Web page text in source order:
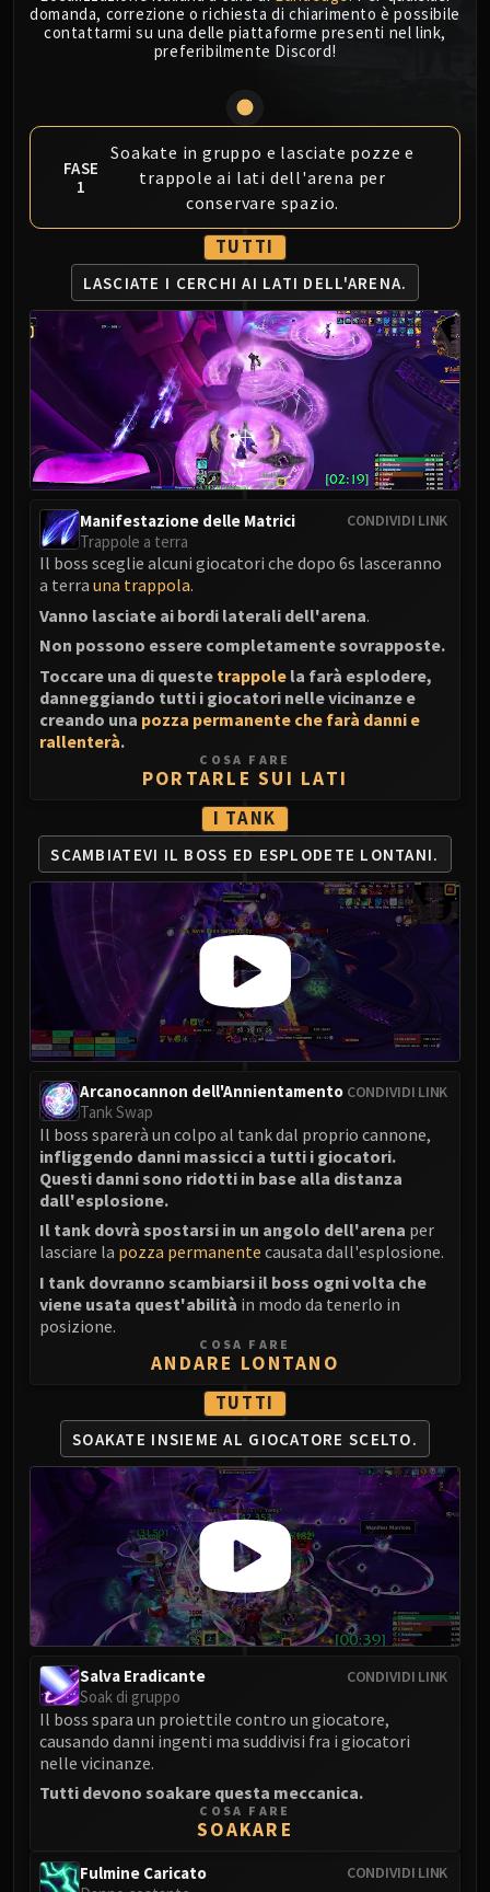
Feng the Accursed
Gara'jal the Spiritbinder
The Spirit Kings
Will of the Emperor
Imperial Vizier Zor'lok
Blade Lord Ta'yak
Garalon
Wind Lord Mel'jarak
Amber-Shaper Un'sok
Grand Empress Shek'zeer
Protectors of the Endless
Tsulong
Lei Shi
Sha of Fear
LIBERATION OF UNDERMINE
Vexie and the Geargrinders
Cauldron of Carnage
Rik Reverb
Stix Bunkjunker
Sprocketmonger Lockenstock
Mug'Zee, Heads of Security
Chrome King Gallywix
DRAGON SOUL
Morchok
Yor'sahj the Unsleeping
Ultraxion
Majordomo Staghelm
Spine of Deathwing
Madness of Deathwing
NERUB-AR PALACE
Ulgrax the Devourer
Bloodbound Horror
Sikran, Captain of the Sureki
Broodtwister Ovinax
Silken Court
Queen Ansurek
Shannox
Lord Rhyolith
Beth'tilac
Alysrazor
Majordomo Staghelm
Ragnaros
FIRELANDS
Conclave of Wind
Al'akir
Omnotron Defense System
Atramedes
Chimaeron
Maloriak
Nefarian
Halfus Wyrmbreaker
Valiona & Theralion
Ascendant Council
Sinestra
AMIRDRASSIL
Gnarlroot
domanda, correzione o richiesta di chiarimento è possibile
contattarmi su una delle piattaforme presenti nel link,
preferibilmente Discord!
FASE
1
Soakate in gruppo e lasciate pozze e
trappole ai lati dell'arena per
conservare spazio.
TUTTI
LASCIATE I CERCHI AI LATI DELL'ARENA.
CONDIVIDI LINK
Manifestazione delle Matrici
Trappole a terra
Il boss sceglie alcuni giocatori che dopo 6s lasceranno
a terra una trappola.
Vanno lasciate ai bordi laterali dell'arena.
Non possono essere completamente sovrapposte.
Toccare una di queste trappole la farà esplodere,
danneggiando tutti i giocatori nelle vicinanze e
creando una pozza permanente che farà danni e
rallenterà.
COSA FARE
PORTARLE SUI LATI
I TANK
SCAMBIATEVI IL BOSS ED ESPLODETE LONTANI.
CONDIVIDI LINK
Arcanocannon dell'Annientamento
Tank Swap
Il boss sparerà un colpo al tank dal proprio cannone,
infliggendo danni massicci a tutti i giocatori.
Questi danni sono ridotti in base alla distanza
dall'esplosione.
Il tank dovrà spostarsi in un angolo dell'arena per
lasciare la pozza permanente causata dall'esplosione.
I tank dovranno scambiarsi il boss ogni volta che
viene usata quest'abilità in modo da tenerlo in
posizione.
COSA FARE
ANDARE LONTANO
TUTTI
SOAKATE INSIEME AL GIOCATORE SCELTO.
CONDIVIDI LINK
Salva Eradicante
Soak di gruppo
Il boss spara un proiettile contro un giocatore,
causando danni ingenti ma suddivisi fra i giocatori
nelle vicinanze.
Tutti devono soakare questa meccanica.
COSA FARE
SOAKARE
CONDIVIDI LINK
Fulmine Caricato